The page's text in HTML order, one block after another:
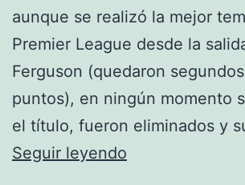
aunque se realizó la mejor
Premier League desde la
Ferguson (quedaron
puntos), en ningún momento
el título, fueron eliminados y
Seguir leyendo